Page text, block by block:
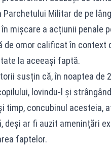
Parchetului Militar de pe
în mișcare a acțiunii penale
de omor calificat în context
la aceeași faptă.
susțin că, în noaptea de
lovindu-l și
timp, concubinul acesteia,
deși ar fi auzit amenințări
faptelor.